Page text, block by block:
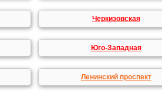
Черкизовская
Юго-Западная
Ленинский проспект